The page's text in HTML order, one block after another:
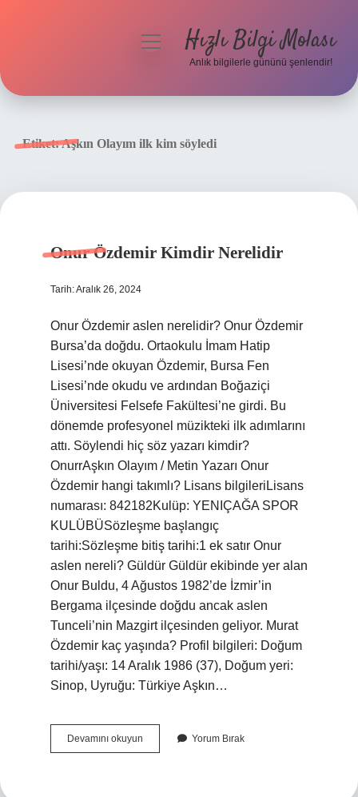
menüyüHızlı Bilgi Molası
Anlık bilgilerle gününü şenlendir!
Etiket:Aşkın Olayım ilk kim söyledi
Onur Özdemir Kimdir Nerelidir
Tarih: Aralık 26, 2024
Onur Özdemir aslen nerelidir? Onur Özdemir
Bursa’da doğdu. Ortaokulu İmam Hatip
Lisesi’nde okuyan Özdemir, Bursa Fen
Lisesi’nde okudu ve ardından Boğaziçi
Üniversitesi Felsefe Fakültesi’ne girdi. Bu
dönemde profesyonel müzikteki ilk adımlarını
attı. Söylendi hiç söz yazarı kimdir?
OnurrAşkın Olayım / Metin Yazarı Onur
Özdemir hangi takımlı? Lisans bilgileriLisans
numarası: 842182Kulüp: YENIÇAĞA SPOR
KULÜBÜSözleşme başlangıç ​​
tarihi:Sözleşme bitiş tarihi:1 ek satır Onur
aslen nereli? Güldür Güldür ekibinde yer alan
Onur Buldu, 4 Ağustos 1982’de İzmir’in
Bergama ilçesinde doğdu ancak aslen
Tunceli’nin Mazgirt ilçesinden geliyor. Murat
Özdemir kaç yaşında? Profil bilgileri: Doğum
tarihi/yaşı: 14 Aralık 1986 (37), Doğum yeri:
Sinop, Uyruğu: Türkiye Aşkın…
Devamını okuyun
Özdemir
Yorum Bırak